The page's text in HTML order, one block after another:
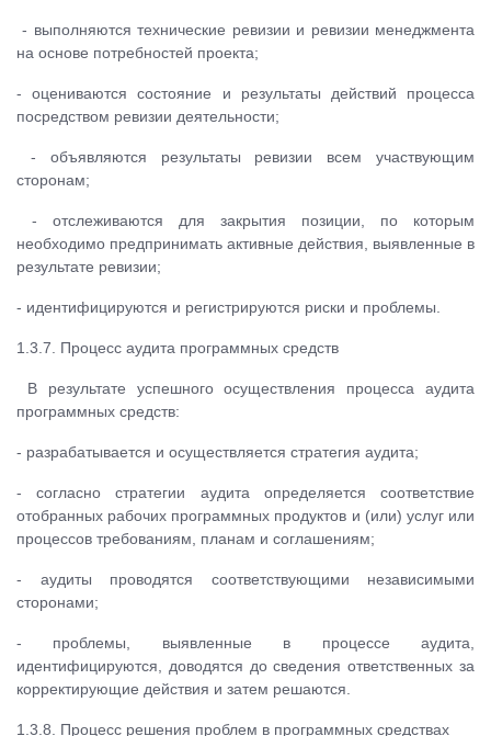
- выполняются технические ревизии и ревизии менеджмента
на основе потребностей проекта;
- оцениваются состояние и результаты действий процесса
посредством ревизии деятельности;
- объявляются результаты ревизии всем участвующим
сторонам;
- отслеживаются для закрытия позиции, по которым
необходимо предпринимать активные действия, выявленные в
результате ревизии;
- идентифицируются и регистрируются риски и проблемы.
1.3.7. Процесс аудита программных средств
В результате успешного осуществления процесса аудита
программных средств:
- разрабатывается и осуществляется стратегия аудита;
- согласно стратегии аудита определяется соответствие
отобранных рабочих программных продуктов и (или) услуг или
процессов требованиям, планам и соглашениям;
- аудиты проводятся соответствующими независимыми
сторонами;
- проблемы, выявленные в процессе аудита,
идентифицируются, доводятся до сведения ответственных за
корректирующие действия и затем решаются.
1.3.8. Процесс решения проблем в программных средствах